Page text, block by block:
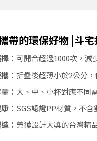
帶的環保好物 |斗
： 可開合超過1000次，減
： 折疊後超薄小於2公分
： 大、中、小杯對應不同
： SGS認證PP材質，不
： 榮獲設計大獎的台灣精